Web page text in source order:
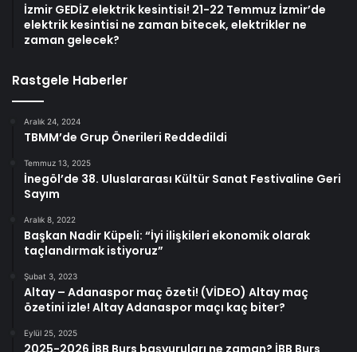
İzmir GEDİZ elektrik kesintisi! 21-22 Temmuz İzmir’de
elektrik kesintisi ne zaman bitecek, elektrikler ne
zaman gelecek?
Rastgele Haberler
Aralık 24, 2024
TBMM’de Grup Önerileri Reddedildi
Temmuz 13, 2025
İnegöl’de 38. Uluslararası Kültür Sanat Festivaline Geri
Sayım
Aralık 8, 2022
Başkan Nadir Küpeli: “İyi ilişkileri ekonomik olarak
taçlandırmak istiyoruz”
Şubat 3, 2023
Altay – Adanaspor maç özeti! (VİDEO) Altay maç
özetini izle! Altay Adanaspor maçı kaç biter?
Eylül 25, 2025
2025-2026 İBB Burs başvuruları ne zaman? İBB Burs